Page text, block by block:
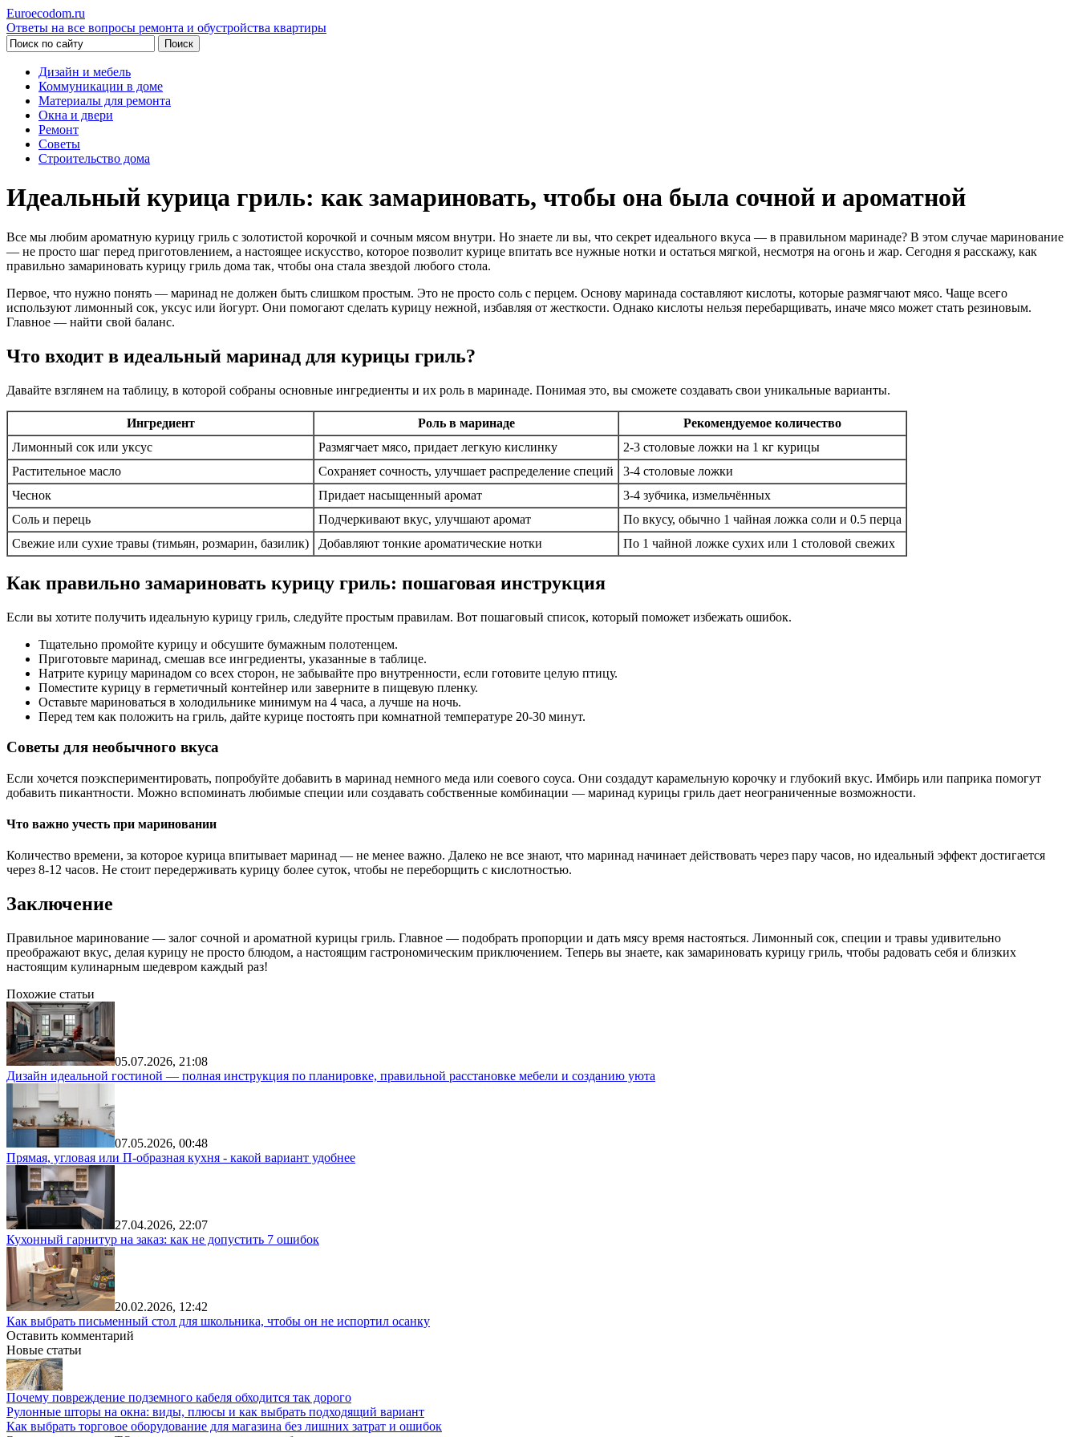
Euroecodom.ru
Ответы на все вопросы ремонта и обустройства квартиры
Дизайн и мебель
Коммуникации в доме
Материалы для ремонта
Окна и двери
Ремонт
Советы
Строительство дома
Идеальный курица гриль: как замариновать, чтобы она была сочной и ароматной
Все мы любим ароматную курицу гриль с золотистой корочкой и сочным мясом внутри. Но знаете ли вы, что секрет идеального вкуса — в правильном маринаде? В этом случае маринование
— не просто шаг перед приготовлением, а настоящее искусство, которое позволит курице впитать все нужные нотки и остаться мягкой, несмотря на огонь и жар. Сегодня я расскажу, как
правильно замариновать курицу гриль дома так, чтобы она стала звездой любого стола.
Первое, что нужно понять — маринад не должен быть слишком простым. Это не просто соль с перцем. Основу маринада составляют кислоты, которые размягчают мясо. Чаще всего
используют лимонный сок, уксус или йогурт. Они помогают сделать курицу нежной, избавляя от жесткости. Однако кислоты нельзя перебарщивать, иначе мясо может стать резиновым.
Главное — найти свой баланс.
Что входит в идеальный маринад для курицы гриль?
Давайте взглянем на таблицу, в которой собраны основные ингредиенты и их роль в маринаде. Понимая это, вы сможете создавать свои уникальные варианты.
Ингредиент Роль в маринаде
Рекомендуемое количество
Лимонный сок или уксус
Размягчает мясо, придает легкую кислинку
2-3 столовые ложки на 1 кг курицы
Растительное масло
Сохраняет сочность, улучшает распределение специй
3-4 столовые ложки
Чеснок
Придает насыщенный аромат
3-4 зубчика, измельчённых
Соль и перець
Подчеркивают вкус, улучшают аромат
По вкусу, обычно 1 чайная ложка соли и 0.5 перца
Свежие или сухие травы (тимьян, розмарин, базилик)
Добавляют тонкие ароматические нотки По 1 чайной ложке сухих или 1 столовой свежих
Как правильно замариновать курицу гриль: пошаговая инструкция
Если вы хотите получить идеальную курицу гриль, следуйте простым правилам. Вот пошаговый список, который поможет избежать ошибок.
Тщательно промойте курицу и обсушите бумажным полотенцем.
Приготовьте маринад, смешав все ингредиенты, указанные в таблице.
Натрите курицу маринадом со всех сторон, не забывайте про внутренности, если готовите целую птицу.
Поместите курицу в герметичный контейнер или заверните в пищевую пленку.
Оставьте мариноваться в холодильнике минимум на 4 часа, а лучше на ночь.
Перед тем как положить на гриль, дайте курице постоять при комнатной температуре 20-30 минут.
Советы для необычного вкуса
Если хочется поэкспериментировать, попробуйте добавить в маринад немного меда или соевого соуса. Они создадут карамельную корочку и глубокий вкус. Имбирь или паприка помогут
добавить пикантности. Можно вспоминать любимые специи или создавать собственные комбинации — маринад курицы гриль дает неограниченные возможности.
Что важно учесть при мариновании
Количество времени, за которое курица впитывает маринад — не менее важно. Далеко не все знают, что маринад начинает действовать через пару часов, но идеальный эффект достигается
через 8-12 часов. Не стоит передерживать курицу более суток, чтобы не переборщить с кислотностью.
Заключение
Правильное маринование — залог сочной и ароматной курицы гриль. Главное — подобрать пропорции и дать мясу время настояться. Лимонный сок, специи и травы удивительно
преображают вкус, делая курицу не просто блюдом, а настоящим гастрономическим приключением. Теперь вы знаете, как замариновать курицу гриль, чтобы радовать себя и близких
настоящим кулинарным шедевром каждый раз!
Похожие статьи
05.07.2026, 21:08
Дизайн идеальной гостиной — полная инструкция по планировке, правильной расстановке мебели и созданию уюта
07.05.2026, 00:48
Прямая, угловая или П-образная кухня - какой вариант удобнее
27.04.2026, 22:07
Кухонный гарнитур на заказ: как не допустить 7 ошибок
20.02.2026, 12:42
Как выбрать письменный стол для школьника, чтобы он не испортил осанку
Оставить комментарий
Новые статьи
Почему повреждение подземного кабеля обходится так дорого
Рулонные шторы на окна: виды, плюсы и как выбрать подходящий вариант
Как выбрать торговое оборудование для магазина без лишних затрат и ошибок